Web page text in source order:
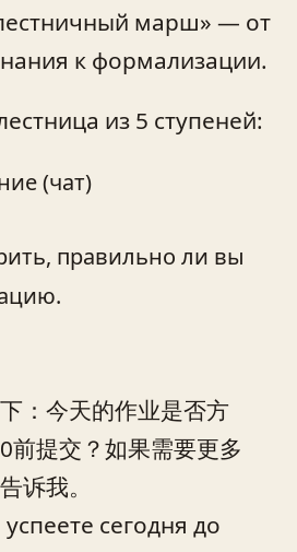
марш» — от
к формализации.
из 5 ступеней:
(чат)
правильно ли вы
：今天的作业是否方
前提交？如果需要更多
诉我。
сегодня до